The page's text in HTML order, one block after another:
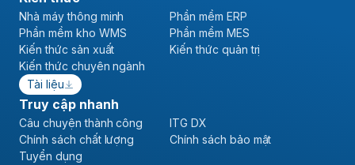
Nhà máy thông minh
Phần mềm ERP
Phần mềm kho WMS
Phần mềm MES
Kiến thức sản xuất
Kiến thức quản trị
Kiến thức chuyên ngành
Tài liệu
Truy cập nhanh
Câu chuyện thành công
ITG DX
Chính sách chất lượng
Chính sách bảo mật
Tuyển dụng